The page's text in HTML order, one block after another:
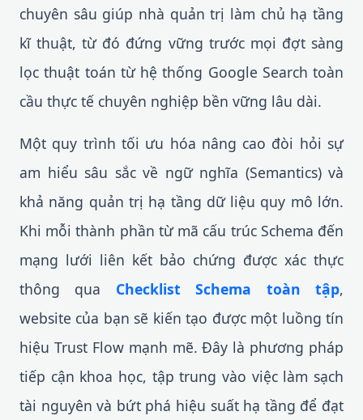
chuyên sâu giúp nhà quản trị làm chủ hạ tầng
kĩ thuật, từ đó đứng vững trước mọi đợt sàng
lọc thuật toán từ hệ thống Google Search toàn
cầu thực tế chuyên nghiệp bền vững lâu dài.
Một quy trình tối ưu hóa nâng cao đòi hỏi sự
am hiểu sâu sắc về ngữ nghĩa (Semantics) và
khả năng quản trị hạ tầng dữ liệu quy mô lớn.
Khi mỗi thành phần từ mã cấu trúc Schema đến
mạng lưới liên kết bảo chứng được xác thực
thông qua Checklist Schema toàn tập,
website của bạn sẽ kiến tạo được một luồng tín
hiệu Trust Flow mạnh mẽ. Đây là phương pháp
tiếp cận khoa học, tập trung vào việc làm sạch
tài nguyên và bứt phá hiệu suất hạ tầng để đạt